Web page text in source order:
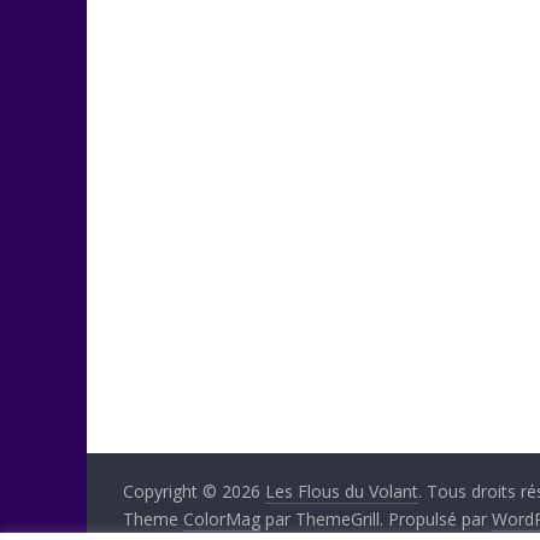
Copyright © 2026 Les Flous du Volant. Tous droits
Theme ColorMag par ThemeGrill. Propulsé par